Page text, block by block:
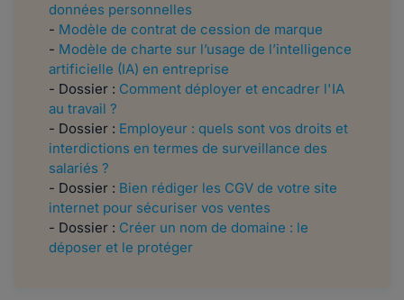
données personnelles
- Modèle de contrat de cession de marque
- Modèle de charte sur l’usage de l’intelligence
artificielle (IA) en entreprise
- Dossier : Comment déployer et encadrer l'IA
au travail ?
- Dossier : Employeur : quels sont vos droits et
interdictions en termes de surveillance des
salariés ?
- Dossier : Bien rédiger les CGV de votre site
internet pour sécuriser vos ventes
- Dossier : Créer un nom de domaine : le
déposer et le protéger